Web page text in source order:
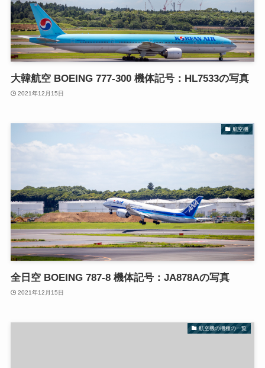
大韓航空 BOEING 777-300 機体記号：HL7533の写真
2021年12月15日
航空機
全日空 BOEING 787-8 機体記号：JA878Aの写真
2021年12月15日
航空機の機種の一覧